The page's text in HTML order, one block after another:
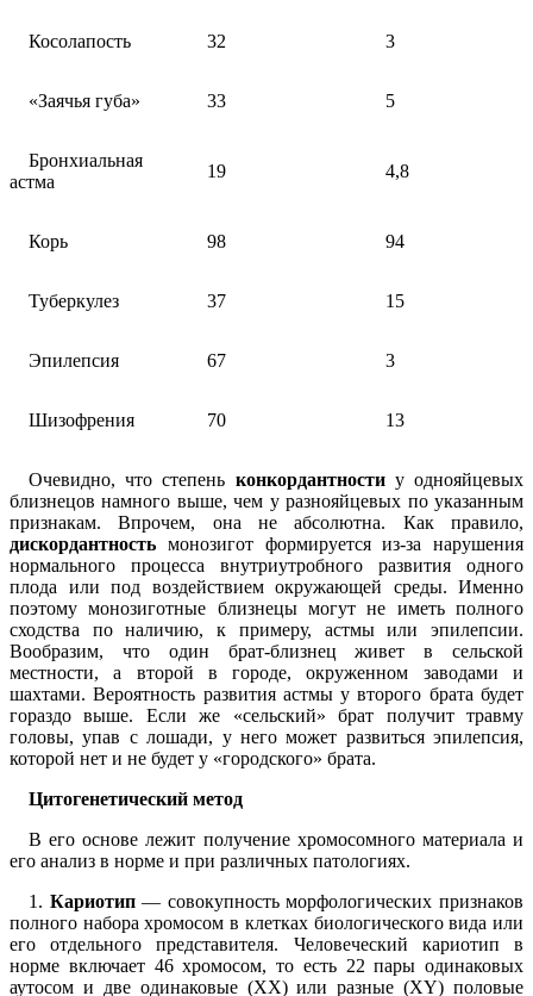
Косолапость 32 3
«Заячья губа» 33 5
Бронхиальная
астма
19 4,8
Корь 98 94
Туберкулез 37 15
Эпилепсия 67 3
Шизофрения 70 13
Очевидно, что степень конкордантностиу однояйцевых
близнецов намного выше, чем у разнояйцевых по указанным
признакам. Впрочем, она не абсолютна. Как правило,
дискордантность монозигот формируется из-за нарушения
нормального процесса внутриутробного развития одного
плода или под воздействием окружающей среды. Именно
поэтому монозиготные близнецы могут не иметь полного
сходства по наличию, к примеру, астмы или эпилепсии.
Вообразим, что один брат-близнец живет в сельской
местности, а второй в городе, окруженном заводами и
шахтами. Вероятность развития астмы у второго брата будет
гораздо выше. Если же «сельский» брат получит травму
головы, упав с лошади, у него может развиться эпилепсия,
которой нет и не будет у «городского» брата.
Цитогенетический метод
В его основе лежит получение хромосомного материала и
его анализ в норме и при различных патологиях.
1. Кариотип— совокупность морфологических признаков
полного набора хромосом в клетках биологического вида или
его отдельного представителя. Человеческий кариотип в
норме включает 46 хромосом, то есть 22 пары одинаковых
аутосом и две одинаковые (XX) или разные (XY) половые